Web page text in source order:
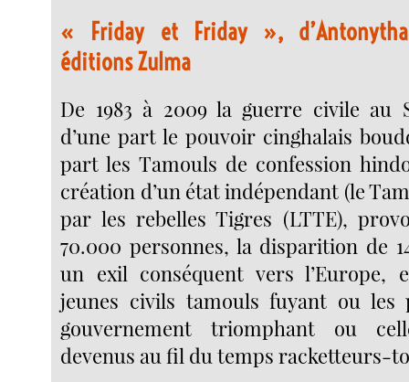
« Friday et Friday »,
éditions Zulma
De 1983 à 2009 la guerre civile au
d’une part le pouvoir cinghalais
part les Tamouls de confession
création d’un état indépendant (le
par les rebelles Tigres (LTTE),
70.000 personnes, la disparition de
un exil conséquent vers l’Europe,
jeunes civils tamouls fuyant ou les
gouvernement triomphant ou
devenus au fil du temps racketteurs-